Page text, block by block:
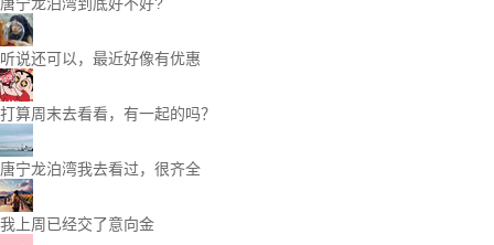
听说还可以，最近好像有优惠
打算周末去看看，有一起的吗？
唐宁龙泊湾我去看过，很齐全
我上周已经交了意向金